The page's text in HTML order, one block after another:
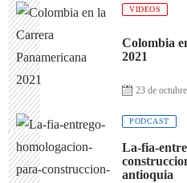
VIDEOS
Colombia
2021
23 de
PODCAST
La-fia-
antioquia